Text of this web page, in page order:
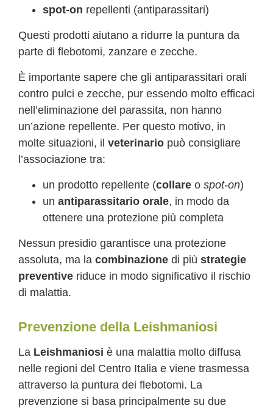
spot-on repellenti (antiparassitari)
Questi prodotti aiutano a ridurre la puntura da
parte di flebotomi, zanzare e zecche.
È importante sapere che gli antiparassitari orali
contro pulci e zecche, pur essendo molto efficaci
nell’eliminazione del parassita, non hanno
un’azione repellente. Per questo motivo, in
molte situazioni, il veterinario può consigliare
l’associazione tra:
un prodotto repellente (collare o spot-on)
un antiparassitario orale, in modo da
ottenere una protezione più completa
Nessun presidio garantisce una protezione
assoluta, ma la combinazione di più strategie
preventive riduce in modo significativo il rischio
di malattia.
Prevenzione della Leishmaniosi
La Leishmaniosi è una malattia molto diffusa
nelle regioni del Centro Italia e viene trasmessa
attraverso la puntura dei flebotomi. La
prevenzione si basa principalmente su due